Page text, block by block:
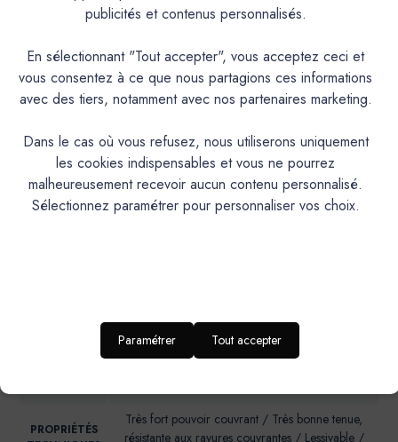
Couleurs & Échantillons
L'Extra est une laque polyuréthane en phase aqueuse,
velours, satinée, lessivable et résistante à la plupart des
exceptionnel, forte lavabilité
PRODUIT
Aspect satiné velours
PROPRIÉTÉS
Très fort pouvoir couvrant / Très bonne tenue,
résistante aux rayures couvrantes / Lessivable /
publicités et contenus personnalisés.
En sélectionnant "Tout accepter", vous acceptez ceci et
vous consentez à ce que nous partagions ces informations
avec des tiers, notamment avec nos partenaires marketing.
Dans le cas où vous refusez, nous utiliserons uniquement
les cookies indispensables et vous ne pourrez
malheureusement recevoir aucun contenu personnalisé.
Sélectionnez paramétrer pour personnaliser vos choix.
Paramétrer Tout accepter